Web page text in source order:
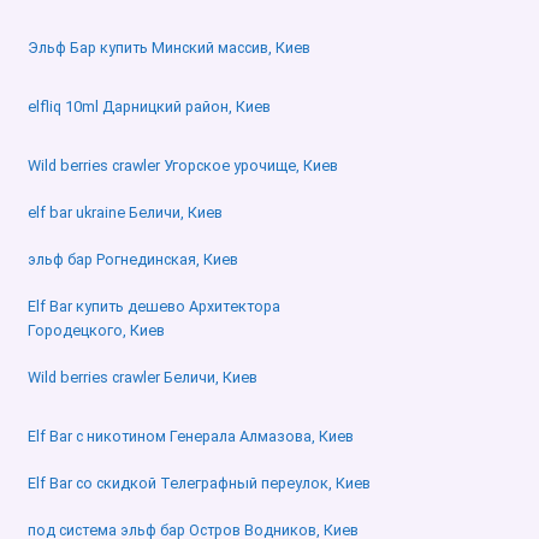
Эльф Бар купить Минский массив, Киев
elfliq 10ml Дарницкий район, Киев
Wild berries crawler Угорское урочище, Киев
elf bar ukraine Беличи, Киев
эльф бар Рогнединская, Киев
Elf Bar купить дешево Архитектора
Городецкого, Киев
Wild berries crawler Беличи, Киев
Elf Bar с никотином Генерала Алмазова, Киев
Elf Bar со скидкой Телеграфный переулок, Киев
под система эльф бар Остров Водников, Киев